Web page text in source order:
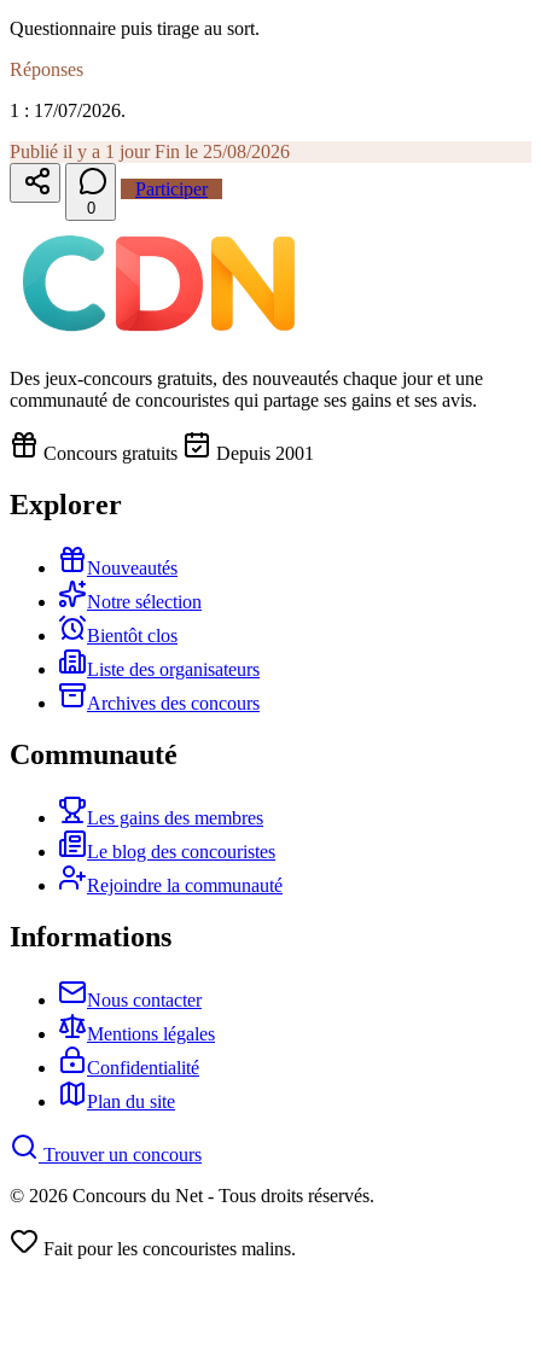
Questionnaire puis tirage au sort.
Réponses
1 : 17/07/2026.
Publié il y a 1 jour Fin le 25/08/2026
0
Participer
Des jeux-concours gratuits, des nouveautés chaque jour et une
communauté de concouristes qui partage ses gains et ses avis.
Concours gratuits Depuis 2001
Explorer
Nouveautés
Notre sélection
Bientôt clos
Liste des organisateurs
Archives des concours
Communauté
Les gains des membres
Le blog des concouristes
Rejoindre la communauté
Informations
Nous contacter
Mentions légales
Confidentialité
Plan du site
Trouver un concours
© 2026 Concours du Net - Tous droits réservés.
Fait pour les concouristes malins.